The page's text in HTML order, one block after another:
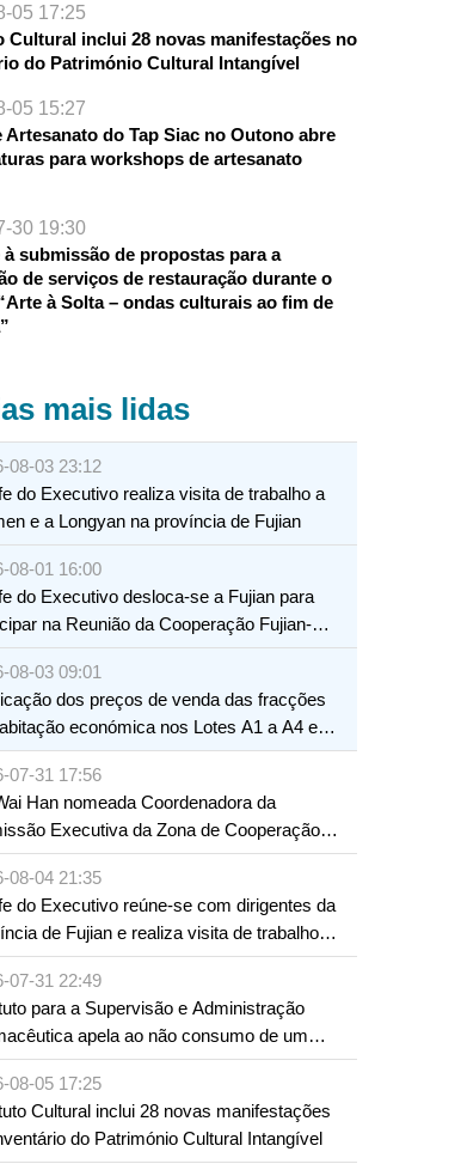
05 17:25
Cultural inclui 28 novas manifestações no
do Património Cultural Intangível
05 15:27
Artesanato do Tap Siac no Outono abre
para workshops de artesanato
30 19:30
submissão de propostas para a
de serviços de restauração durante o
à Solta – ondas culturais ao fim de
mais lidas
08-03 23:12
do Executivo realiza visita de trabalho a
e a Longyan na província de Fujian
08-01 16:00
do Executivo desloca-se a Fujian para
na Reunião da Cooperação Fujian-
08-03 09:01
dos preços de venda das fracções
económica nos Lotes A1 a A4 e
Zona A dos Novos Aterros
07-31 17:56
Han nomeada Coordenadora da
Executiva da Zona de Cooperação
entre Guangdong e Macau em
08-04 21:35
do Executivo reúne-se com dirigentes da
de Fujian e realiza visita de trabalho
07-31 22:49
para a Supervisão e Administração
apela ao não consumo de um
com substâncias medicamentosas
08-05 17:25
Cultural inclui 28 novas manifestações
do Património Cultural Intangível